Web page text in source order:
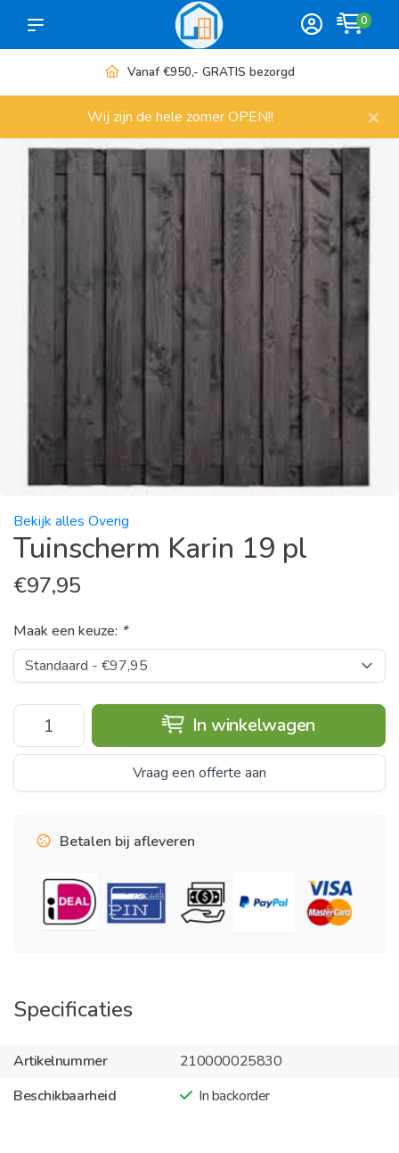
0
Vanaf €950,- GRATIS bezorgd
Wij zijn de hele zomer OPEN!! ×
Bekijk alles Overig
Tuinscherm Karin 19 pl
€97,95
Maak een keuze: *
In winkelwagen
Vraag een offerte aan
Betalen bij afleveren
Specificaties
Artikelnummer
210000025830
Beschikbaarheid
In backorder